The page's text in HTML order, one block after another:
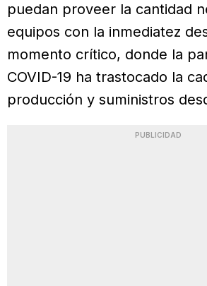
puedan proveer la cantidad
equipos con la inmediatez
momento crítico, donde la
COVID-19 ha trastocado la
producción y suministros
PUBLICIDAD